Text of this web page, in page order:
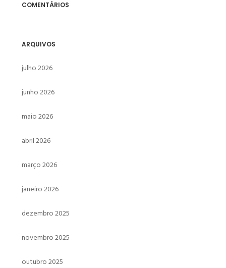
COMENTÁRIOS
ARQUIVOS
julho 2026
junho 2026
maio 2026
abril 2026
março 2026
janeiro 2026
dezembro 2025
novembro 2025
outubro 2025